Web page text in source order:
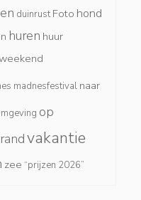
duinrust Foto hond
huren huur
madnesfestival naar
op
vakantie
zee “prijzen 2026”